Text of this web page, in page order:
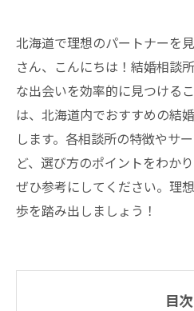
北海道で理想のパートナーを
さん、こんにちは！結婚相談
な出会いを効率的に見つける
は、北海道内でおすすめの結
します。各相談所の特徴やサ
ど、選び方のポイントをわか
ぜひ参考にしてください。理
歩を踏み出しましょう！
目次